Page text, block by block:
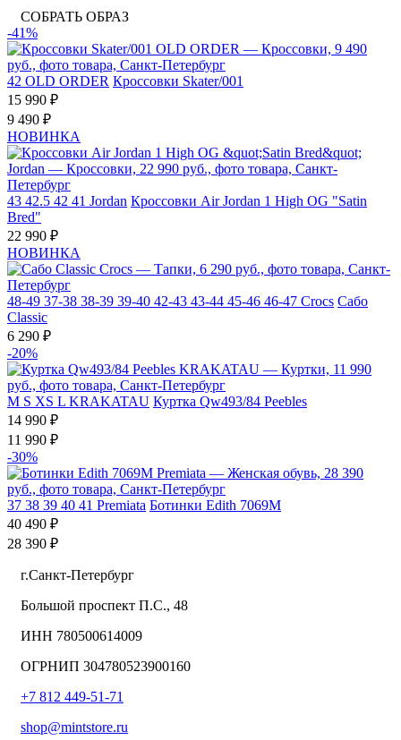
СОБРАТЬ ОБРАЗ
-41%
42 OLD ORDER Кроссовки Skater/001
15 990 ₽
9 490 ₽
НОВИНКА
43 42.5 42 41 Jordan Кроссовки Air Jordan 1 High OG "Satin
Bred"
22 990 ₽
НОВИНКА
48-49 37-38 38-39 39-40 42-43 43-44 45-46 46-47 Crocs Сабо
Classic
6 290 ₽
-20%
M S XS L KRAKATAU Куртка Qw493/84 Peebles
14 990 ₽
11 990 ₽
-30%
37 38 39 40 41 Premiata Ботинки Edith 7069M
40 490 ₽
28 390 ₽
г.Санкт-Петербург
Большой проспект П.С., 48
ИНН 780500614009
ОГРНИП 304780523900160
+7 812 449-51-71
shop@mintstore.ru